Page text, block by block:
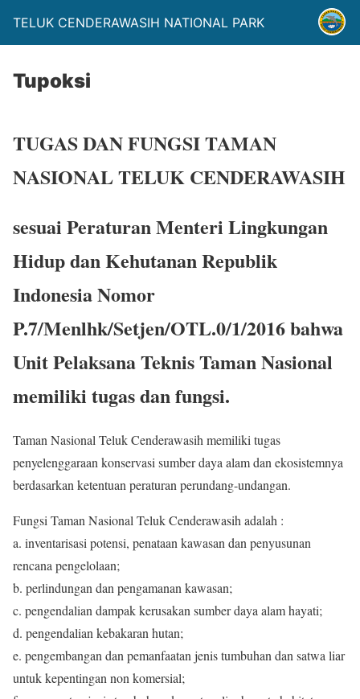
TELUK CENDERAWASIH NATIONAL PARK
Tupoksi
TUGAS DAN FUNGSI TAMAN
NASIONAL TELUK CENDERAWASIH
sesuai Peraturan Menteri Lingkungan
Hidup dan Kehutanan Republik
Indonesia Nomor
P.7/Menlhk/Setjen/OTL.0/1/2016 bahwa
Unit Pelaksana Teknis Taman Nasional
memiliki tugas dan fungsi.
Taman Nasional Teluk Cenderawasih memiliki tugas
penyelenggaraan konservasi sumber daya alam dan ekosistemnya
berdasarkan ketentuan peraturan perundang-undangan.
Fungsi Taman Nasional Teluk Cenderawasih adalah :
a. inventarisasi potensi, penataan kawasan dan penyusunan
rencana pengelolaan;
b. perlindungan dan pengamanan kawasan;
c. pengendalian dampak kerusakan sumber daya alam hayati;
d. pengendalian kebakaran hutan;
e. pengembangan dan pemanfaatan jenis tumbuhan dan satwa liar
untuk kepentingan non komersial;